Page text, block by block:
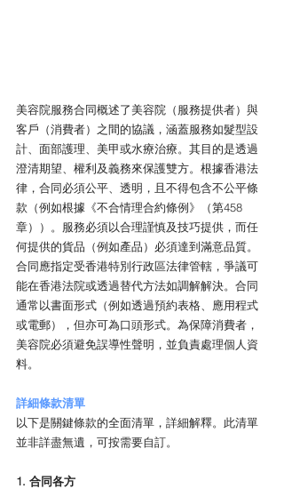
美容院服務合同概述了美容院（服務提供者）與
客戶（消費者）之間的協議，涵蓋服務如髮型設
計、面部護理、美甲或水療治療。其目的是透過
澄清期望、權利及義務來保護雙方。根據香港法
律，合同必須公平、透明，且不得包含不公平條
款（例如根據《不合情理合約條例》（第458
章））。服務必須以合理謹慎及技巧提供，而任
何提供的貨品（例如產品）必須達到滿意品質。
合同應指定受香港特別行政區法律管轄，爭議可
能在香港法院或透過替代方法如調解解決。合同
通常以書面形式（例如透過預約表格、應用程式
或電郵），但亦可為口頭形式。為保障消費者，
美容院必須避免誤導性聲明，並負責處理個人資
料。
詳細條款清單
以下是關鍵條款的全面清單，詳細解釋。此清單
並非詳盡無遺，可按需要自訂。
1. 合同各方